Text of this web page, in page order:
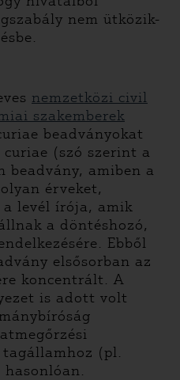
nem ütközik-
nemzetközi civil
szakemberek
beadványokat
curiae (szó szerint a
beadvány, amiben a
érveket,
levél írója, amik
a döntéshozó,
Ebből
elsősorban az
koncentrált. A
is adott volt
tagállamhoz (pl.
hasonlóan.